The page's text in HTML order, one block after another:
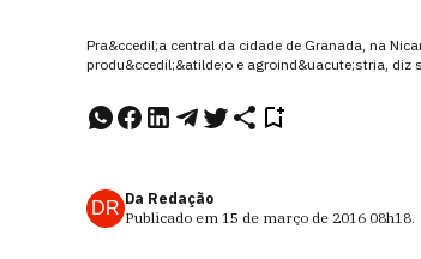
Pra&ccedil;a central da cidade de Granada, na
produ&ccedil;&atilde;o e agroind&uacute;stria, diz
DR Da Redação
Publicado em 15 de março de 2016 08h18.